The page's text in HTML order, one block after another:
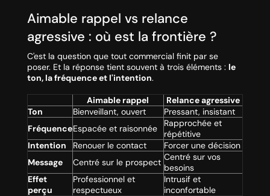
Aimable rappel vs relance
agressive : où est la frontière ?
C'est la question que tout commercial finit par se
poser. Et la réponse tient souvent à trois éléments : le
ton, la fréquence et l'intention.
Aimable rappel
Relance agressive
Ton
Bienveillant, ouvert
Pressant, insistant
FréquenceEspacée et raisonnée
Rapprochée et
répétitive
Intention
Renouer le contact
Forcer une décision
Message
Centré sur le prospect Centré sur vos
besoins
Effet
perçu
Professionnel et
respectueux
Intrusif et
inconfortable